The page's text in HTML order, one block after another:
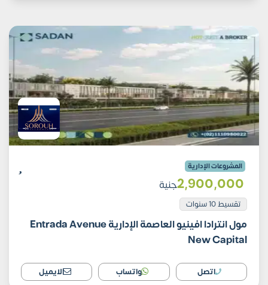
المشروعات الإدارية
2٬900٬000جنية
تقسيط 10 سنوات
مول انترادا افينيو العاصمة الإدارية Entrada Avenue
New Capital
اتصل واتساب الايميل